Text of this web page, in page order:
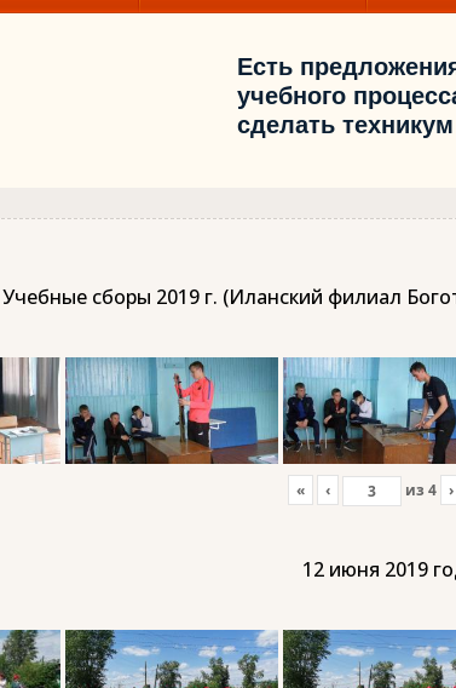
НАБОР ОБУЧАЮЩИХСЯ НА 2021-2022 УЧЕБНЫЙ ГОД
Есть
учебного
сделать
Учебные сборы 2019 г. (Иланский филиал
« ‹ из 4 ›
12 июня 2019